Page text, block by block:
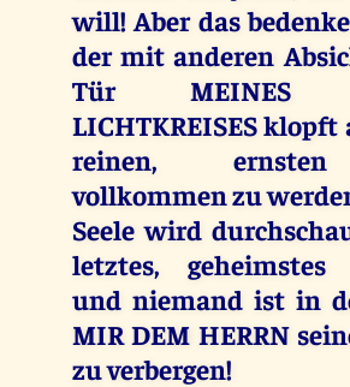
will! Aber das
der mit anderen
Tür MEINES
LICHTKREISES
reinen,
vollkommen zu
Seele wird
letztes, geheimstes
und niemand ist in
MIR DEM HERRN
zu verbergen!